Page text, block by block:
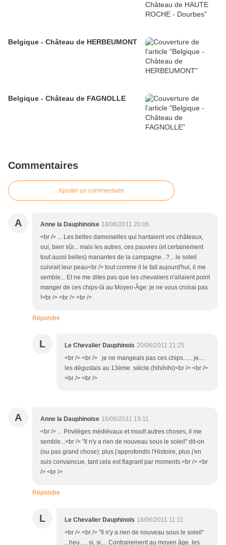
Belgique - Château de HERBEUMONT
Belgique - Château de FAGNOLLE
Commentaires
Ajouter un commentaire
A Anne la Dauphinoise 18/06/2011 20:06
<br /> ... Les belles damoiselles qui hantaient vos châteaux,
oui, bien sûr... mais les autres, ces pauvres (et certainement
tout aussi belles) manantes de la campagne...?... le soleil
cuivrait leur peau<br /> tout comme il le fait aujourd'hui, il me
semble... Et ne me dites pas que les chevaliers n'allaient point
manger de ces chips-là au Moyen-Âge: je ne vous croirai pas
!<br /> <br /> <br />
Répondre
L Le Chevalier Dauphinois 20/06/2011 21:25
<br /> <br /> je ne mangeais pas ces chips...... je....
les dégustais au 13ème siècle (hihihihi)<br /> <br />
<br /> <br />
A Anne la Dauphinoise 16/06/2011 19:11
<br /> ... Privilèges médiévaux et moult autres choses, il me
semble...<br /> "Il n'y a rien de nouveau sous le soleil" dit-on
(ou pas grand chose): plus j'approfondis l'Histoire, plus j'en
suis convaincue, tant cela est flagrant par moments.<br /> <br
/> <br />
Répondre
L Le Chevalier Dauphinois 18/06/2011 11:11
<br /> <br /> "Il n'y a rien de nouveau sous le soleil"
...heu..... si, si,... Contrairement au moyen âge, les